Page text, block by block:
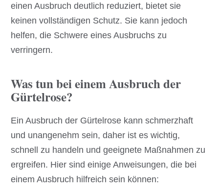
einen Ausbruch deutlich reduziert, bietet sie
keinen vollständigen Schutz. Sie kann jedoch
helfen, die Schwere eines Ausbruchs zu
verringern.
Was tun bei einem Ausbruch der
Gürtelrose?
Ein Ausbruch der Gürtelrose kann schmerzhaft
und unangenehm sein, daher ist es wichtig,
schnell zu handeln und geeignete Maßnahmen zu
ergreifen. Hier sind einige Anweisungen, die bei
einem Ausbruch hilfreich sein können: